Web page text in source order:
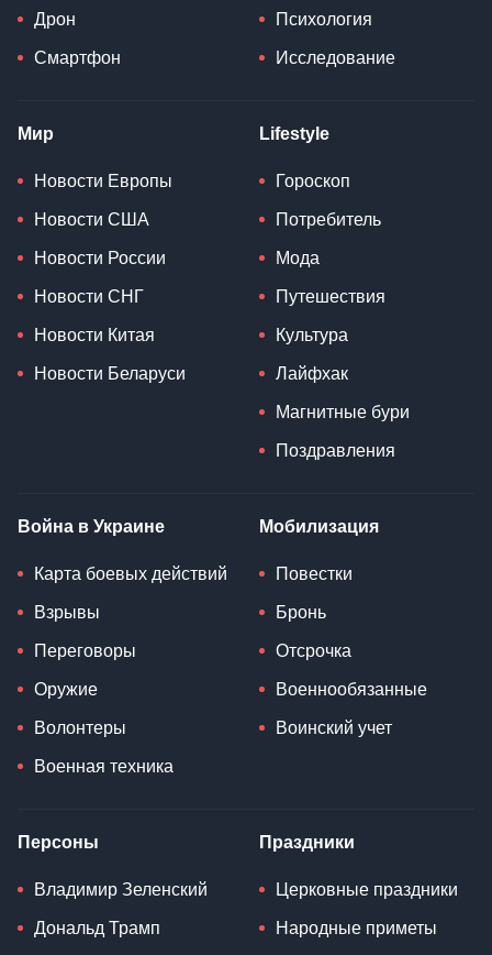
Дрон
Смартфон
Психология
Исследование
Мир
Новости Европы
Новости США
Новости России
Новости СНГ
Новости Китая
Новости Беларуси
Lifestyle
Гороскоп
Потребитель
Мода
Путешествия
Культура
Лайфхак
Магнитные бури
Поздравления
Война в Украине
Карта боевых действий
Взрывы
Переговоры
Оружие
Волонтеры
Военная техника
Мобилизация
Повестки
Бронь
Отсрочка
Военнообязанные
Воинский учет
Персоны
Владимир Зеленский
Дональд Трамп
Праздники
Церковные праздники
Народные приметы